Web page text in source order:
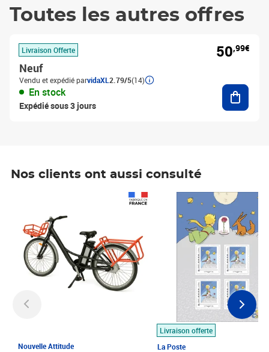
Toutes les autres offres
Livraison Offerte
Neuf
Vendu et expédié parvidaXL 2.79/5(14)
En stock
Expédié sous 3 jours
50,99€
Nos clients ont aussi consulté
Nouvelle Attitude
Livraison offerte
La Poste
Prix 7,50€